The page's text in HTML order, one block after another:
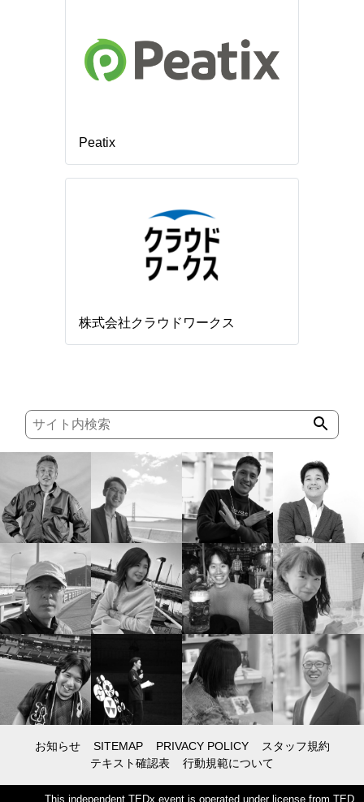
Peatix
株式会社クラウドワークス
お知らせ SITEMAP PRIVACY POLICY
スタッフ規約
テキスト確認表
行動規範について
This independent TEDx event is operated under license from TED.